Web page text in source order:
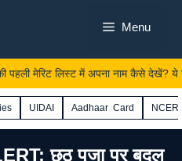
Menu
मेरिट लिस्ट में अपना नाम कैसे देखें? ये
UIDAI Aadhaar Card
छठ पूजा पर बदल